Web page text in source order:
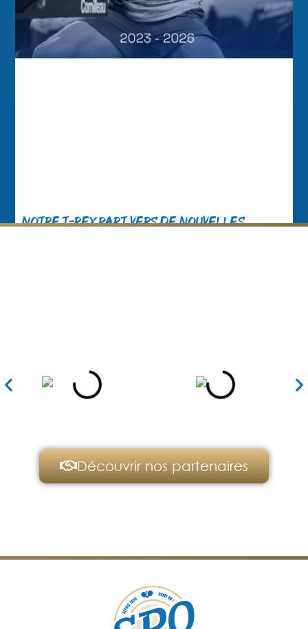
Notre T-Rex part vers de nouvelles
Découvrir nos partenaires